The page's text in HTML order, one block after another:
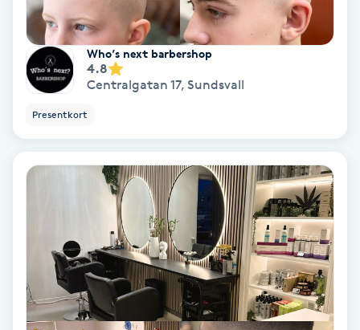
Idrottsmassage
IPL
IPL hårborttagning
IR-massage
Katun fransar
Who’s next barbershop
4.8
Centralgatan 17, Sundsvall
Presentkort